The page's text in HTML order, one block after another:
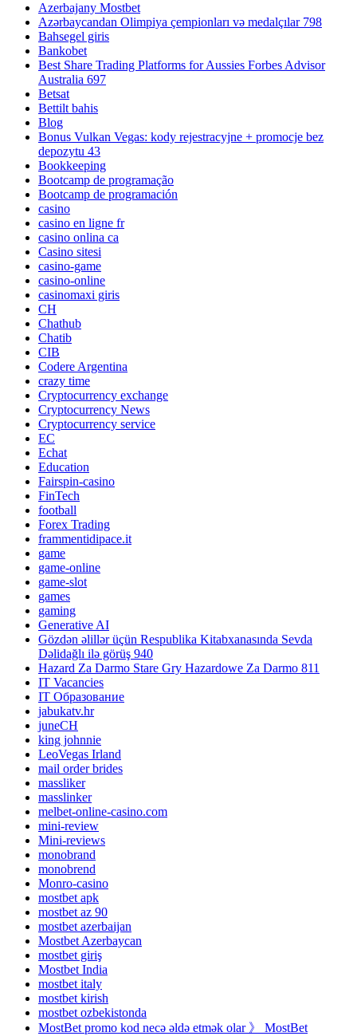
Azerbajany Mostbet
Azərbaycandan Olimpiya çempionları və medalçılar 798
Bahsegel giris
Bankobet
Best Share Trading Platforms for Aussies Forbes Advisor
Australia 697
Betsat
Bettilt bahis
Blog
Bonus Vulkan Vegas: kody rejestracyjne + promocje bez
depozytu 43
Bookkeeping
Bootcamp de programação
Bootcamp de programación
casino
casino en ligne fr
casino onlina ca
Casino sitesi
casino-game
casino-online
casinomaxi giris
CH
Chathub
Chatib
CIB
Codere Argentina
crazy time
Cryptocurrency exchange
Cryptocurrency News
Cryptocurrency service
EC
Echat
Education
Fairspin-casino
FinTech
football
Forex Trading
frammentidipace.it
game
game-online
game-slot
games
gaming
Generative AI
Gözdən əlillər üçün Respublika Kitabxanasında Sevda
Dəlidağlı ilə görüş 940
Hazard Za Darmo Stare Gry Hazardowe Za Darmo 811
IT Vacancies
IT Образование
jabukatv.hr
juneCH
king johnnie
LeoVegas Irland
mail order brides
massliker
masslinker
melbet-online-casino.com
mini-review
Mini-reviews
monobrand
monobrend
Monro-casino
mostbet apk
mostbet az 90
mostbet azerbaijan
Mostbet Azerbaycan
mostbet giriş
Mostbet India
mostbet italy
mostbet kirish
mostbet ozbekistonda
MostBet promo kod necə əldə etmək olar 》 MostBet